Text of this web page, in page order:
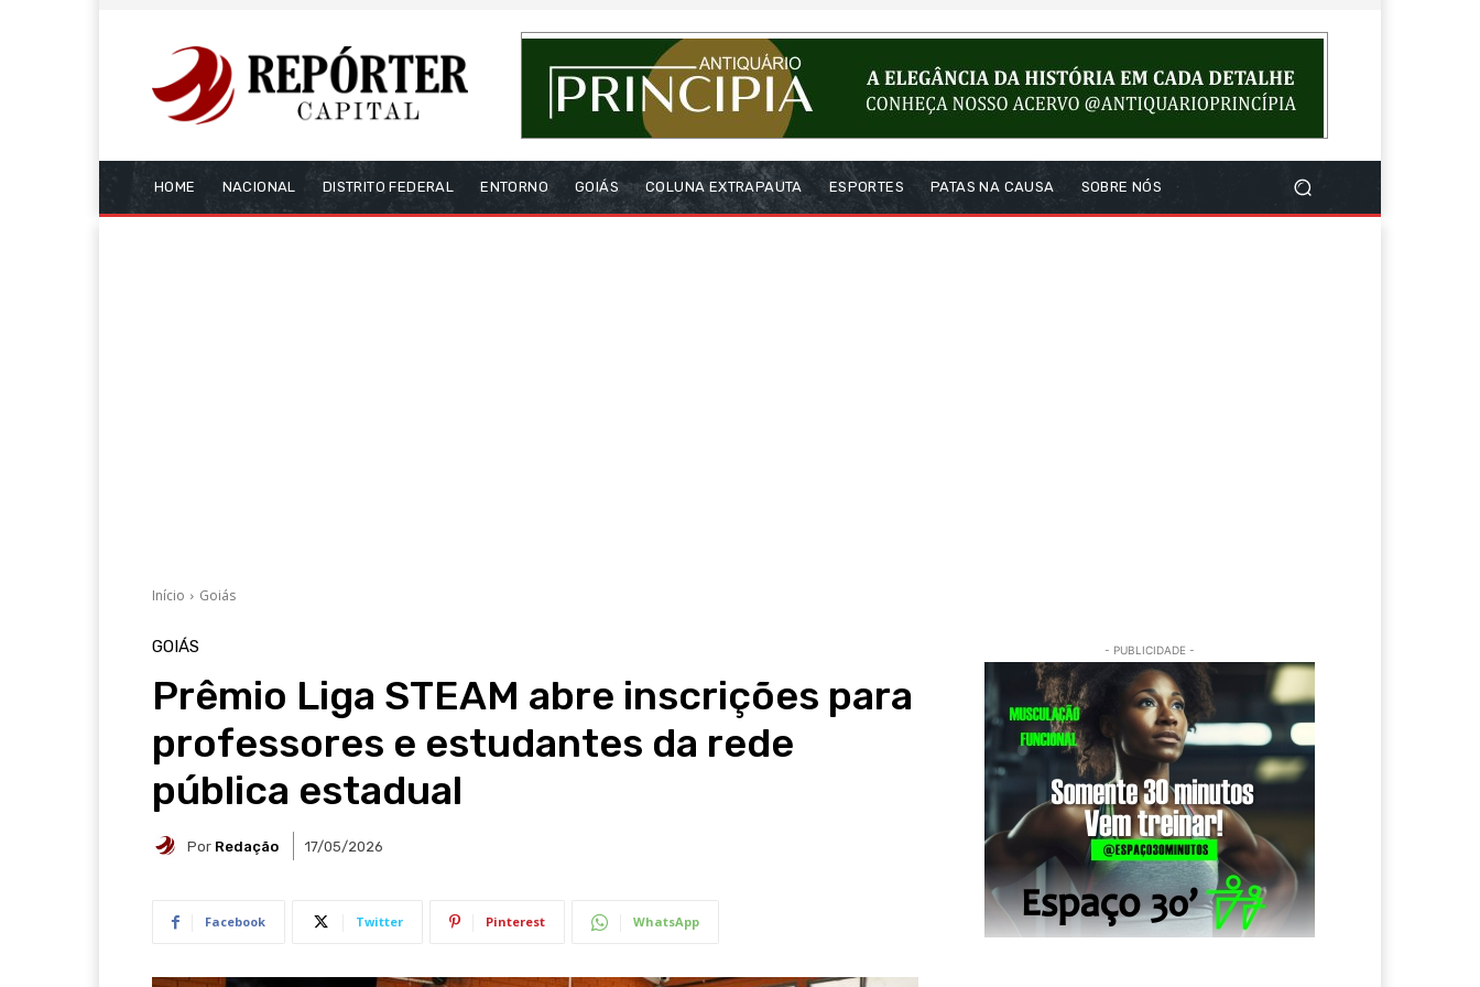
HOME NACIONAL DISTRITO FEDERAL ENTORNO GOIÁS COLUNA EXTRAPAUTA ESPORTES PATAS NA CAUSA SOBRE NÓS
Início Goiás
GOIÁS
Prêmio Liga STEAM abre inscrições para
professores e estudantes da rede
pública estadual
Por Redação 17/05/2026
Facebook Twitter Pinterest WhatsApp
- PUBLICIDADE -